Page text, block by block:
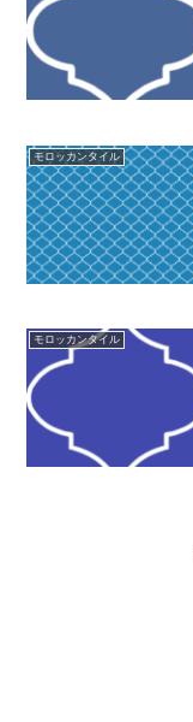
モロッカンタイル
モロッカンタイル